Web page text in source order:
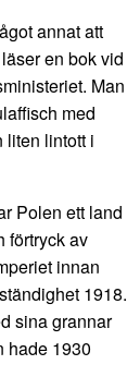
annat att
en bok vid
Man
med
liten lintott i
Polen ett land
förtryck av
innan
1918.
sina grannar
hade 1930